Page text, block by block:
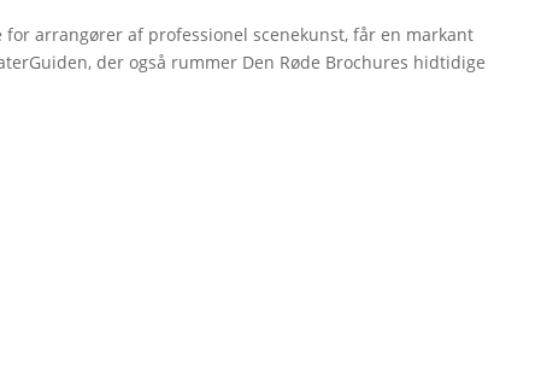
arrangører af professionel scenekunst, får en markant
der også rummer Den Røde Brochures hidtidige